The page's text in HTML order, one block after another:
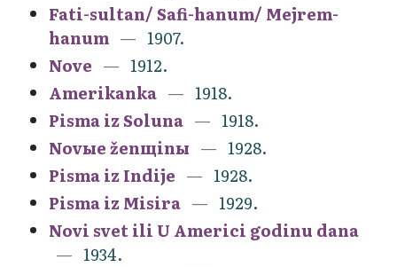
Fati-sultan/ Safi-hanum/ Mejrem-
hanum
1907.
Nove
1912.
Amerikanka
1918.
Pisma iz Soluna
1918.
Novыe ženщinы
1928.
Pisma iz Indije
1928.
Pisma iz Misira
1929.
Novi svet ili U Americi godinu dana
1934.